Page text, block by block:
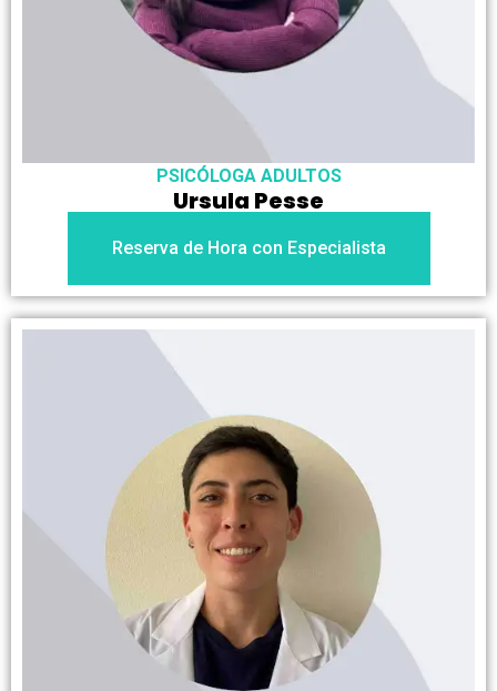
PSICÓLOGA ADULTOS
Ursula Pesse
Reserva de Hora con Especialista